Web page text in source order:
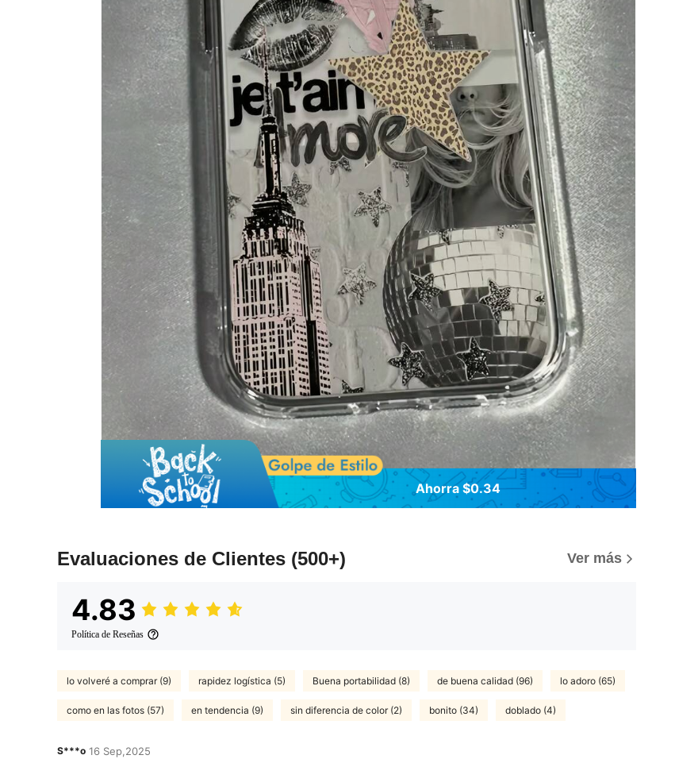
Ahorra $0.34
Evaluaciones de Clientes (500+) Ver más
4.83
Política de Reseñas
lo volveré a comprar (9) rapidez logística (5) Buena portabilidad (8) de buena calidad (96) lo adoro (65)
como en las fotos (57) en tendencia (9) sin diferencia de color (2) bonito (34) doblado (4)
S***o 16 Sep,2025